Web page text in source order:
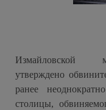
Измайловской
утверждено
ранее
столицы,